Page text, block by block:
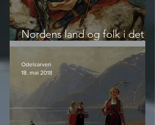
Nordens land og folk i det
femte århundre
Odelsarven
18. mai 2018